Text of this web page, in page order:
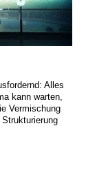
Alles
kann warten,
Vermischung